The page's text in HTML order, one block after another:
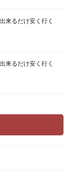
来るだけ安く行く
来るだけ安く行く